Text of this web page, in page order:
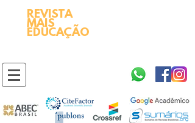
REVISTA
MAIS
EDUCAÇÃO